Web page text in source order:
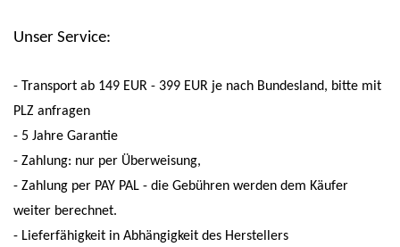
Unser Service:
- Transport ab 149 EUR - 399 EUR je nach Bundesland, bitte mit
PLZ anfragen
- 5 Jahre Garantie
- Zahlung: nur per Überweisung,
- Zahlung per PAY PAL - die Gebühren werden dem Käufer
weiter berechnet.
- Lieferfähigkeit in Abhängigkeit des Herstellers